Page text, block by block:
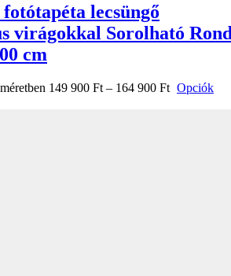
lecsüngő
virágokkal Sorolható
cm
149 900 Ft – 164 900 Ft Opciók